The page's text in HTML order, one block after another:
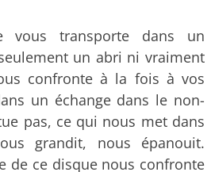
vous transporte dans un
un abri ni vraiment
confronte à la fois à vos
un échange dans le non-
pas, ce qui nous met dans
grandit, nous épanouit.
de ce disque nous confronte